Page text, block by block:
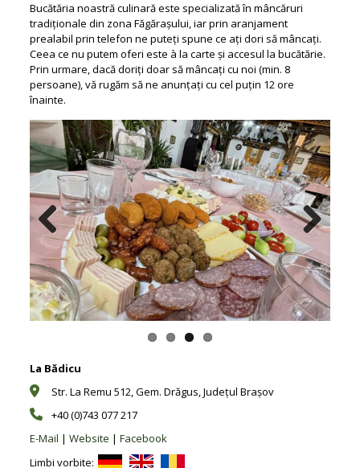
Bucătăria noastră culinară este specializată în mâncăruri
tradiționale din zona Făgărașului, iar prin aranjament
prealabil prin telefon ne puteți spune ce ați dori să mâncați.
Ceea ce nu putem oferi este à la carte și accesul la bucătărie.
Prin urmare, dacă doriți doar să mâncați cu noi (min. 8
persoane), vă rugăm să ne anunțați cu cel puțin 12 ore
înainte.
Previous Next
La Bădicu
Str. La Remu 512, Gem. Drăgus, Județul Brașov
+40 (0)743 077 217
E-Mail | Website | Facebook
Limbi vorbite: